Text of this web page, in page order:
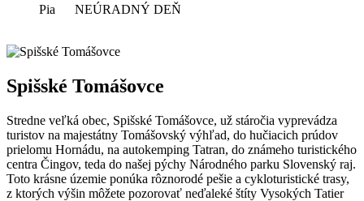
Pia NEÚRADNÝ DEŇ
Spišské Tomášovce
Stredne veľká obec, Spišské Tomášovce, už stáročia vyprevádza
turistov na majestátny Tomášovský výhľad, do hučiacich prúdov
prielomu Hornádu, na autokemping Tatran, do známeho turistického
centra Čingov, teda do našej pýchy Národného parku Slovenský raj.
Toto krásne územie ponúka rôznorodé pešie a cykloturistické trasy,
z ktorých výšin môžete pozorovať neďaleké štíty Vysokých Tatier